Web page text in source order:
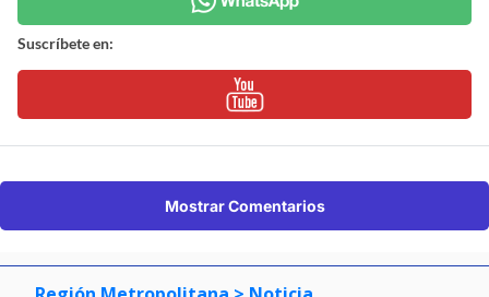
Suscríbete en:
Mostrar Comentarios